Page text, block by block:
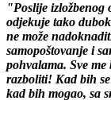
"Poslije izložbenog
odjekuje tako
ne može
samopoštovanje i
pohvalama. Sve
razboliti! Kad bih
kad bih mogao, sa